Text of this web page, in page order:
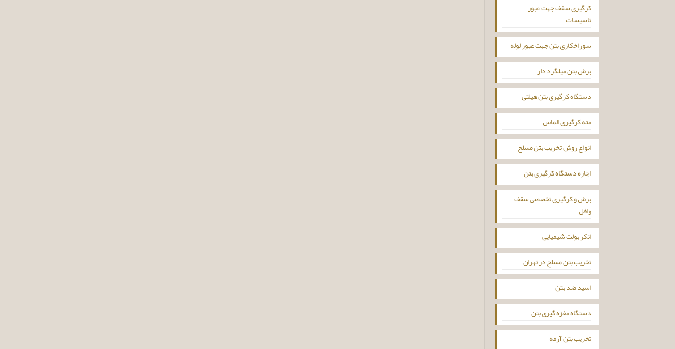
کرگیری سقف جهت عبور
تاسیسات
سوراخکاری بتن جهت عبور لوله
برش بتن میلگرد دار
دستگاه کرگیری بتن هیلتی
مته کرگیری الماس
انواع روش تخریب بتن مسلح
اجاره دستگاه کرگیری بتن
برش و کرگیری تخصصی سقف
وافل
انکر بولت شیمیایی
تخریب بتن مسلح در تهران
اسید ضد بتن
دستگاه مغزه گیری بتن
تخریب بتن آرمه